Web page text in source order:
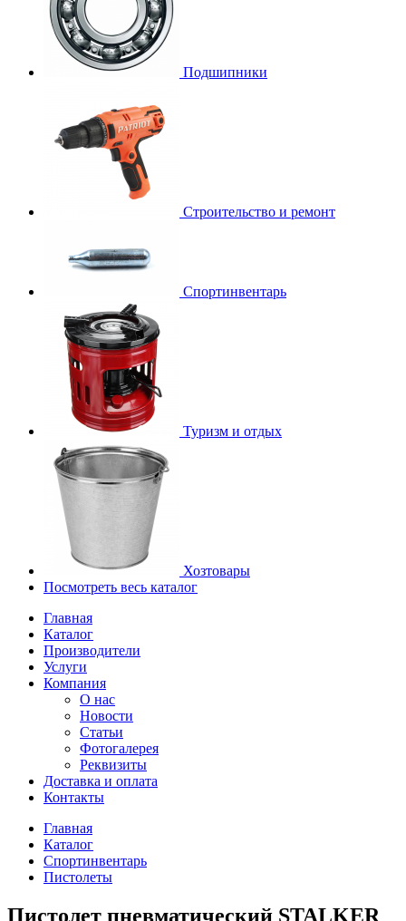
Подшипники
Строительство и ремонт
Спортинвентарь
Туризм и отдых
Хозтовары
Посмотреть весь каталог
Главная
Каталог
Производители
Услуги
Компания
О нас
Новости
Статьи
Фотогалерея
Реквизиты
Доставка и оплата
Контакты
Главная
Каталог
Спортинвентарь
Пистолеты
Пистолет пневматический STALKER